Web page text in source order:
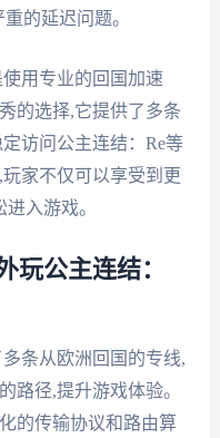
的延迟问题。
用专业的回国加速
的选择,它提供了多条
访问公主连结：Re等
家不仅可以享受到更
入游戏。
玩公主连结：
条从欧洲回国的专线,
路径,提升游戏体验。
的传输协议和路由算